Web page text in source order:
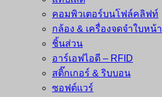
คอมพิวเตอร์บนโฟล์คลิฟท์
กล้อง & เครื่องจดจำใบหน้า
ชิ้นส่วน
อาร์เอฟไอดี – RFID
สติ๊กเกอร์ & ริบบอน
ซอฟต์แวร์